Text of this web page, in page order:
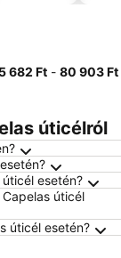
682 Ft - ‎80 903 Ft
úticélról
esetén?
úticél
úticél esetén?